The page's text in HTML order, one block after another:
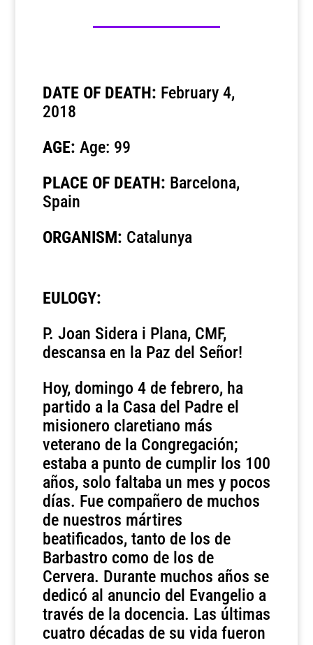
DATE OF DEATH: February 4,
2018
AGE: Age: 99
PLACE OF DEATH: Barcelona,
Spain
ORGANISM: Catalunya
EULOGY:
P. Joan Sidera i Plana, CMF,
descansa en la Paz del Señor!
Hoy, domingo 4 de febrero, ha
partido a la Casa del Padre el
misionero claretiano más
veterano de la Congregación;
estaba a punto de cumplir los 100
años, solo faltaba un mes y pocos
días. Fue compañero de muchos
de nuestros mártires
beatificados, tanto de los de
Barbastro como de los de
Cervera. Durante muchos años se
dedicó al anuncio del Evangelio a
través de la docencia. Las últimas
cuatro décadas de su vida fueron